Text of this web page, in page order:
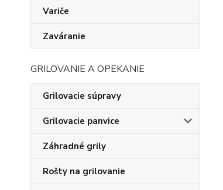
Variče
Zaváranie
GRILOVANIE A OPEKANIE
Grilovacie súpravy
Grilovacie panvice
Záhradné grily
Rošty na grilovanie